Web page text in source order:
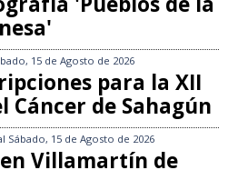
15 de Agosto de 2026
para la XII
Cáncer de Sahagún
Sábado, 15 de Agosto de 2026
Villamartín de